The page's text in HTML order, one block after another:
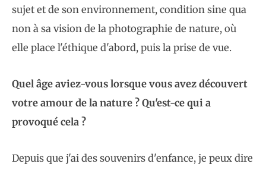
sujet et de son environnement, condition sine qua
non à sa vision de la photographie de nature, où
elle place l'éthique d'abord, puis la prise de vue.
Quel âge aviez-vous lorsque vous avez découvert
votre amour de la nature ? Qu'est-ce qui a
provoqué cela ?
Depuis que j'ai des souvenirs d'enfance, je peux dire